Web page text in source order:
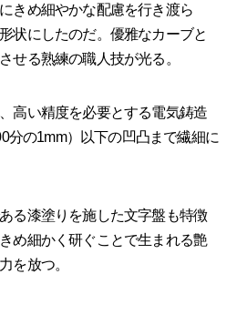
きめ細やかな配慮を行き渡ら
状にしたのだ。優雅なカーブと
せる熟練の職人技が光る。
高い精度を必要とする電気鋳造
分の1mm）以下の凹凸まで繊細に
る漆塗りを施した文字盤も特徴
め細かく研ぐことで生まれる艶
を放つ。